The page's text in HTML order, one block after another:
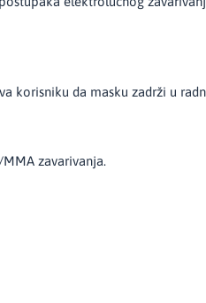
korisniku da masku zadrži u
zavarivanja.